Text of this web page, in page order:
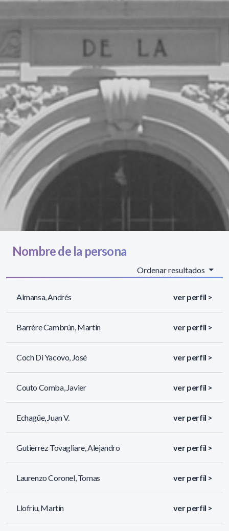
Nombre de la persona
Ordenar resultados
Almansa, Andrés ver perfil >
Barrère Cambrún, Martín ver perfil >
Coch Di Yacovo, José ver perfil >
Couto Comba, Javier ver perfil >
Echagüe, Juan V. ver perfil >
Gutierrez Tovagliare, Alejandro ver perfil >
Laurenzo Coronel, Tomas ver perfil >
Llofriu, Martín ver perfil >